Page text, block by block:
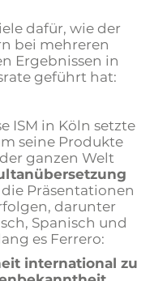
dafür, wie der
bei mehreren
Ergebnissen in
geführt hat:
ISM in Köln setzte
seine Produkte
ganzen Welt
Präsentationen
darunter
Spanisch und
es Ferrero:
international zu